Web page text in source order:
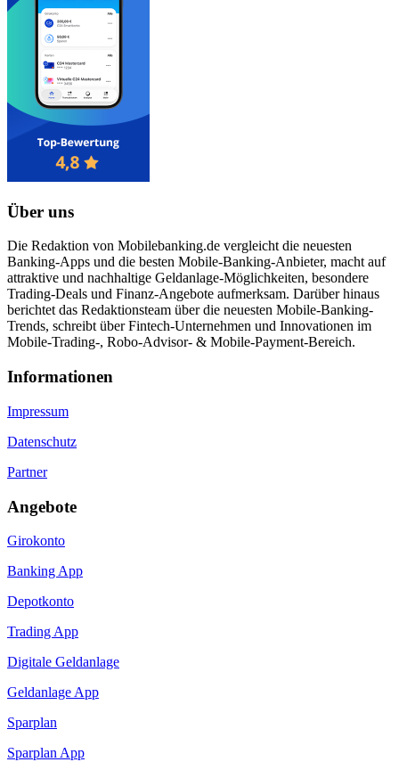
Über uns
Die Redaktion von Mobilebanking.de vergleicht die neuesten
Banking-Apps und die besten Mobile-Banking-Anbieter, macht auf
attraktive und nachhaltige Geldanlage-Möglichkeiten, besondere
Trading-Deals und Finanz-Angebote aufmerksam. Darüber hinaus
berichtet das Redaktionsteam über die neuesten Mobile-Banking-
Trends, schreibt über Fintech-Unternehmen und Innovationen im
Mobile-Trading-, Robo-Advisor- & Mobile-Payment-Bereich.
Informa­tionen
Impressum
Datenschutz
Partner
Angebote
Girokonto
Banking App
Depotkonto
Trading App
Digitale Geldanlage
Geldanlage App
Sparplan
Sparplan App